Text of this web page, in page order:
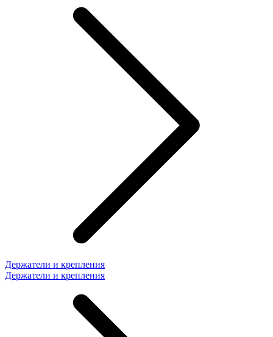
Держатели и крепления
Держатели и крепления